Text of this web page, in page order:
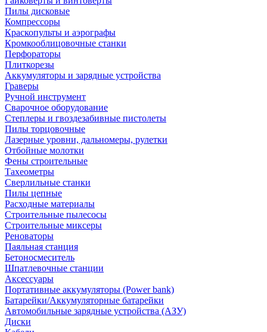
Пилы дисковые
Компрессоры
Краскопульты и аэрографы
Кромкооблицовочные станки
Перфораторы
Плиткорезы
Аккумуляторы и зарядные устройства
Граверы
Ручной инструмент
Сварочное оборудование
Степлеры и гвоздезабивные пистолеты
Пилы торцовочные
Лазерные уровни, дальномеры, рулетки
Отбойные молотки
Фены строительные
Тахеометры
Сверлильные станки
Пилы цепные
Расходные материалы
Строительные пылесосы
Строительные миксеры
Реноваторы
Паяльная станция
Бетоносмеситель
Шпатлевочные станции
Аксессуары
Портативные аккумуляторы (Power bank)
Батарейки/Аккумуляторные батарейки
Автомобильные зарядные устройства (АЗУ)
Диски